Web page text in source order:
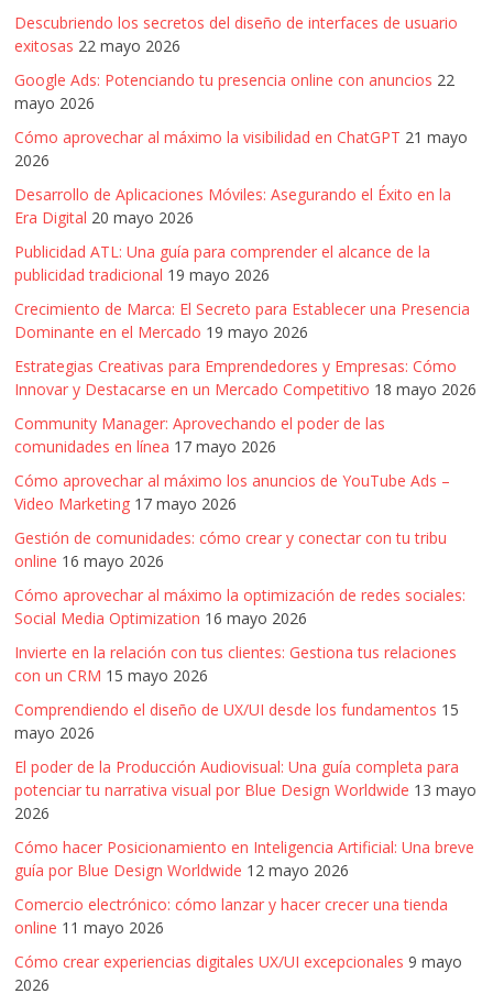
Descubriendo los secretos del diseño de interfaces de usuario
exitosas 22 mayo 2026
Google Ads: Potenciando tu presencia online con anuncios 22
mayo 2026
Cómo aprovechar al máximo la visibilidad en ChatGPT 21 mayo
2026
Desarrollo de Aplicaciones Móviles: Asegurando el Éxito en la
Era Digital 20 mayo 2026
Publicidad ATL: Una guía para comprender el alcance de la
publicidad tradicional 19 mayo 2026
Crecimiento de Marca: El Secreto para Establecer una Presencia
Dominante en el Mercado 19 mayo 2026
Estrategias Creativas para Emprendedores y Empresas: Cómo
Innovar y Destacarse en un Mercado Competitivo 18 mayo 2026
Community Manager: Aprovechando el poder de las
comunidades en línea 17 mayo 2026
Cómo aprovechar al máximo los anuncios de YouTube Ads –
Video Marketing 17 mayo 2026
Gestión de comunidades: cómo crear y conectar con tu tribu
online 16 mayo 2026
Cómo aprovechar al máximo la optimización de redes sociales:
Social Media Optimization 16 mayo 2026
Invierte en la relación con tus clientes: Gestiona tus relaciones
con un CRM 15 mayo 2026
Comprendiendo el diseño de UX/UI desde los fundamentos 15
mayo 2026
El poder de la Producción Audiovisual: Una guía completa para
potenciar tu narrativa visual por Blue Design Worldwide 13 mayo
2026
Cómo hacer Posicionamiento en Inteligencia Artificial: Una breve
guía por Blue Design Worldwide 12 mayo 2026
Comercio electrónico: cómo lanzar y hacer crecer una tienda
online 11 mayo 2026
Cómo crear experiencias digitales UX/UI excepcionales 9 mayo
2026